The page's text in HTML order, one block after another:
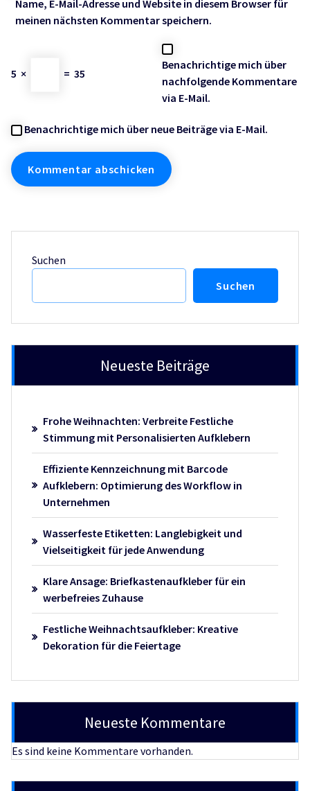
Name, E-Mail-Adresse und Website in diesem Browser für
meinen nächsten Kommentar speichern.
5 × = 35
Benachrichtige mich über
nachfolgende Kommentare
via E-Mail.
Benachrichtige mich über neue Beiträge via E-Mail.
Suchen
Suchen
Neueste Beiträge
Frohe Weihnachten: Verbreite Festliche
Stimmung mit Personalisierten Aufklebern
Effiziente Kennzeichnung mit Barcode
Aufklebern: Optimierung des Workflow in
Unternehmen
Wasserfeste Etiketten: Langlebigkeit und
Vielseitigkeit für jede Anwendung
Klare Ansage: Briefkastenaufkleber für ein
werbefreies Zuhause
Festliche Weihnachtsaufkleber: Kreative
Dekoration für die Feiertage
Neueste Kommentare
Es sind keine Kommentare vorhanden.